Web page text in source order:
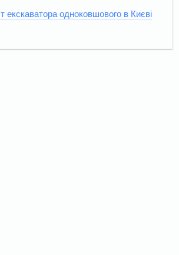
екскаватора одноковшового в Києві